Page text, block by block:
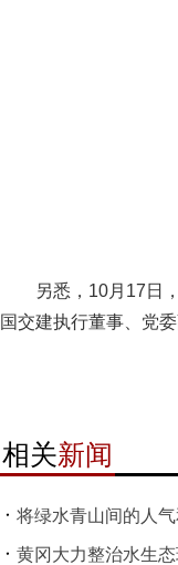
另悉，10月17日，“
国交建执行董事、党
相关新闻
将绿水青山间的人
黄冈大力整治水生